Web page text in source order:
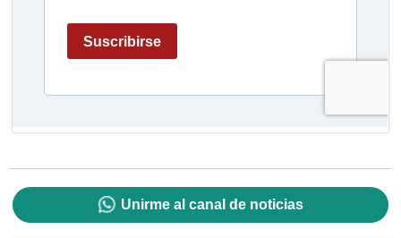
Unirme al canal de noticias